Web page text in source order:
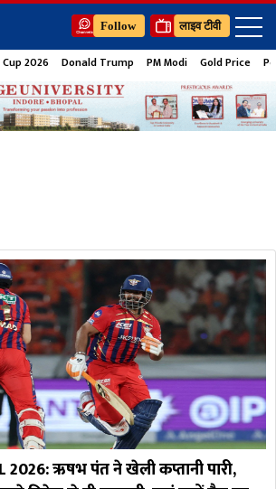
Follow लाइव टीवी
2026 Donald Trump PM Modi Gold Price
2026: ऋषभ पंत ने खेली कप्तानी पारी,